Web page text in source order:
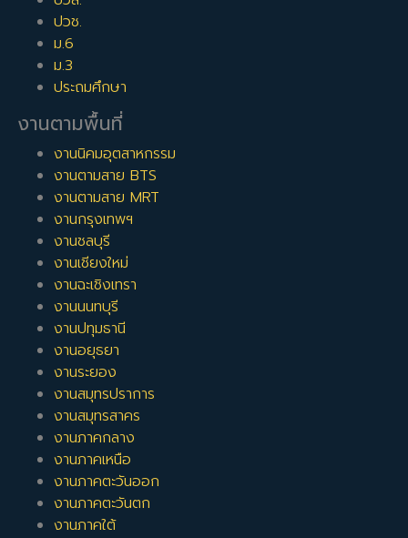
ปวช.
ม.6
ม.3
ประถมศึกษา
งานตามพื้นที่
งานนิคมอุตสาหกรรม
งานตามสาย BTS
งานตามสาย MRT
งานกรุงเทพฯ
งานชลบุรี
งานเชียงใหม่
งานฉะเชิงเทรา
งานนนทบุรี
งานปทุมธานี
งานอยุธยา
งานระยอง
งานสมุทรปราการ
งานสมุทรสาคร
งานภาคกลาง
งานภาคเหนือ
งานภาคตะวันออก
งานภาคตะวันตก
งานภาคใต้